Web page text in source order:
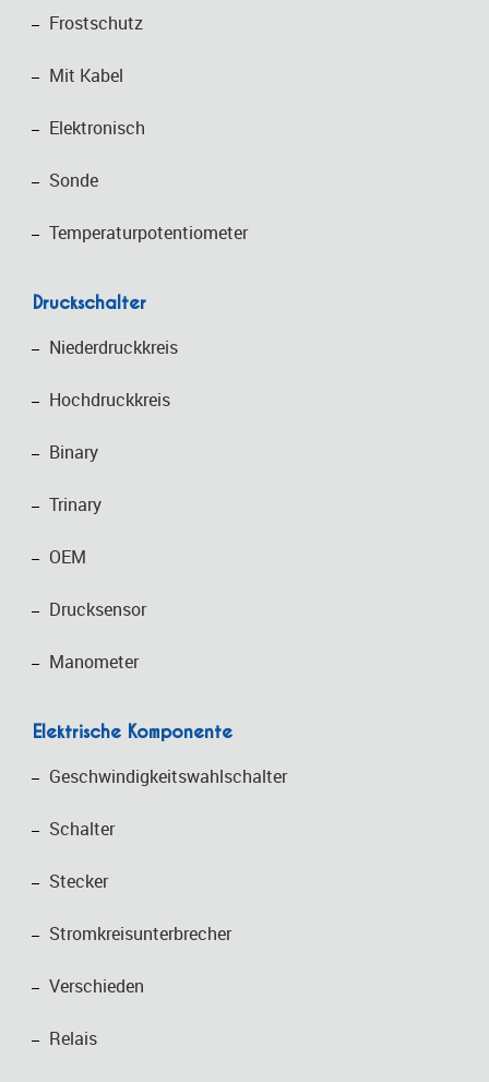
Frostschutz
Mit Kabel
Elektronisch
Sonde
Temperaturpotentiometer
Druckschalter
Niederdruckkreis
Hochdruckkreis
Binary
Trinary
OEM
Drucksensor
Manometer
Elektrische Komponente
Geschwindigkeitswahlschalter
Schalter
Stecker
Stromkreisunterbrecher
Verschieden
Relais